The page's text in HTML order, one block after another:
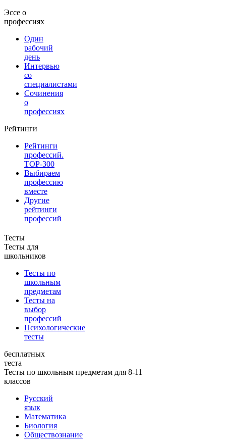
Эссе о
профессиях
Один
рабочий
день
Интервью
со
специалистами
Сочинения
о
профессиях
Рейтинги
Рейтинги
профессий.
TOP-300
Выбираем
профессию
вместе
Другие
рейтинги
профессий
Тесты
Тесты для
школьников
Тесты по
школьным
предметам
Тесты на
выбор
профессий
Психологические
тесты
бесплатных
теста
Тесты по школьным предметам для 8-11
классов
Русский
язык
Математика
Биология
Обществознание